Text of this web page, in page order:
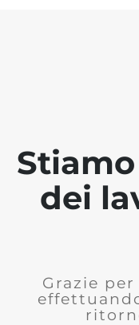
dei
Grazie